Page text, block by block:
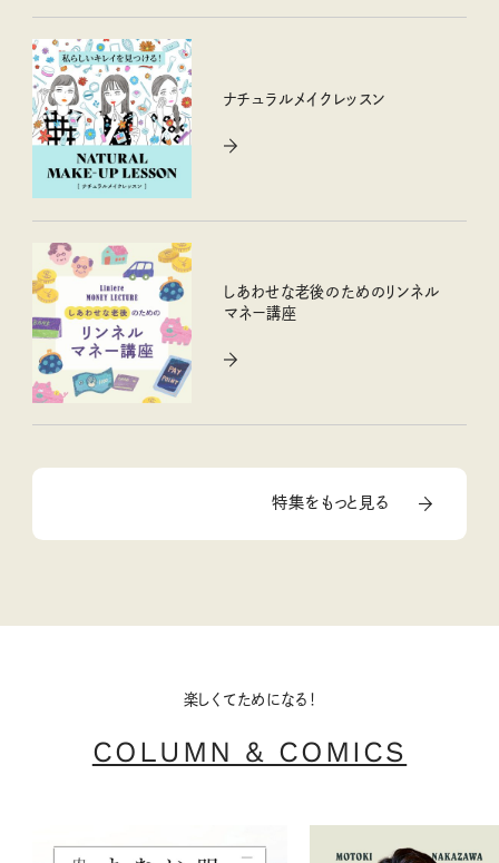
ナチュラルメイクレッスン
しあわせな老後のためのリンネル
マネー講座
特集をもっと見る
楽しくてためになる！
COLUMN & COMICS